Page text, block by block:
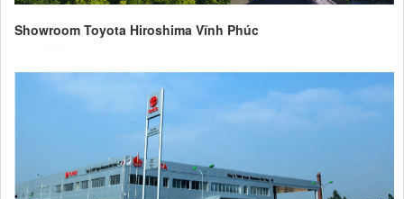
Showroom Toyota Hiroshima Vĩnh Phúc